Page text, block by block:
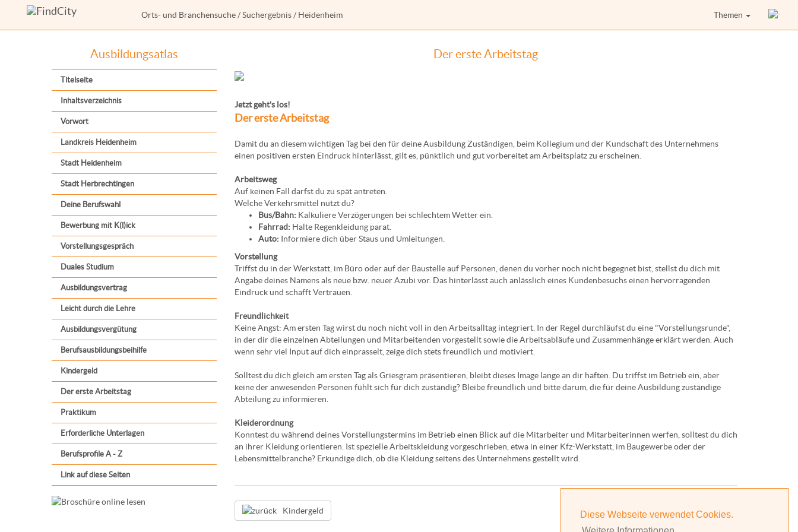
Diese Webseite verwendet Cookies.
Orts- und Branchensuche /Suchergebnis / Heidenheim Themen
Ausbildungsatlas
Titelseite
Inhaltsverzeichnis
Vorwort
Landkreis Heidenheim
Stadt Heidenheim
Stadt Herbrechtingen
Deine Berufswahl
Bewerbung mit K(l)ick
Vorstellungsgespräch
Duales Studium
Ausbildungsvertrag
Leicht durch die Lehre
Ausbildungsvergütung
Berufsausbildungsbeihilfe
Kindergeld
Der erste Arbeitstag
Praktikum
Erforderliche Unterlagen
Berufsprofile A - Z
Link auf diese Seiten
Der erste Arbeitstag
Jetzt geht's los!
Der erste Arbeitstag
Damit du an diesem wichtigen Tag bei den für deine Ausbildung Zuständigen, beim Kollegium und der Kundschaft des Unternehmens
einen positiven ersten Eindruck hinterlässt, gilt es, pünktlich und gut vorbereitet am Arbeitsplatz zu erscheinen.
Arbeitsweg
Auf keinen Fall darfst du zu spät antreten.
Welche Verkehrsmittel nutzt du?
Bus/Bahn: Kalkuliere Verzögerungen bei schlechtem Wetter ein.
Fahrrad: Halte Regenkleidung parat.
Auto: Informiere dich über Staus und Umleitungen.
Vorstellung
Triffst du in der Werkstatt, im Büro oder auf der Baustelle auf Personen, denen du vorher noch nicht begegnet bist, stellst du dich mit
Angabe deines Namens als neue bzw. neuer Azubi vor. Das hinterlässt auch anlässlich eines Kundenbesuchs einen hervorragenden
Eindruck und schafft Vertrauen.
Freundlichkeit
Keine Angst: Am ersten Tag wirst du noch nicht voll in den Arbeitsalltag integriert. In der Regel durchläufst du eine "Vorstellungsrunde",
in der dir die einzelnen Abteilungen und Mitarbeitenden vorgestellt sowie die Arbeitsabläufe und Zusammenhänge erklärt werden. Auch
wenn sehr viel Input auf dich einprasselt, zeige dich stets freundlich und motiviert.
Solltest du dich gleich am ersten Tag als Griesgram präsentieren, bleibt dieses Image lange an dir haften. Du triffst im Betrieb ein, aber
keine der anwesenden Personen fühlt sich für dich zuständig? Bleibe freundlich und bitte darum, die für deine Ausbildung zuständige
Abteilung zu informieren.
Kleiderordnung
Konntest du während deines Vorstellungstermins im Betrieb einen Blick auf die Mitarbeiter und Mitarbeiterinnen werfen, solltest du dich
an ihrer Kleidung orientieren. Ist spezielle Arbeitskleidung vorgeschrieben, etwa in einer Kfz-Werkstatt, im Baugewerbe oder der
Lebensmittelbranche? Erkundige dich, ob die Kleidung seitens des Unternehmens gestellt wird.
Kindergeld Praktikum